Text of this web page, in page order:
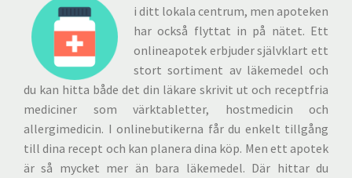
i ditt lokala centrum, men apoteken
har också flyttat in på nätet. Ett
onlineapotek erbjuder självklart ett
stort sortiment av läkemedel och
du kan hitta både det din läkare skrivit ut och receptfria
mediciner som värktabletter, hostmedicin och
allergimedicin. I onlinebutikerna får du enkelt tillgång
till dina recept och kan planera dina köp. Men ett apotek
är så mycket mer än bara läkemedel. Där hittar du